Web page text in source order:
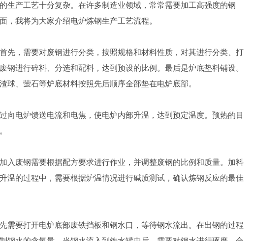
生产工艺十分复杂。在许多制造业领域，常常需要加工高强度的钢
，我将为大家介绍电炉炼钢生产工艺流程。
先，需要对废钢进行分类，按照规格和材料性质，对其进行分类、打
进行碎料、分选和配料，达到预设的比例。最后是炉底垫料铺设。
、萤石等炉底材料按照先后顺序全部垫在电炉底部。
向电炉馈送电流和电焦，使电炉内部升温，达到预定温度。预热的目
入废钢需要根据配方要求进行作业，并调整废钢的比例和质量。加料
温的过程中，需要根据炉温情况进行碱质测试，确认炼钢反应的最佳
需要打开电炉底部废铁挡板和钢水口，等待钢水流出。在出钢的过程